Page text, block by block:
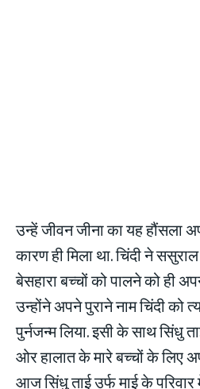
उन्हें जीवन जीना का यह हौंसला
कारण ही मिला था. चिंदी ने
बेसहारा बच्चों को पालने को ही
उन्होंने अपने पुराने नाम चिंदी को
पुर्नजन्‍म लिया. इसी के साथ सिंधु
ओर हालात के मारे बच्चों के लिए
आज सिंधु ताई उर्फ माई के